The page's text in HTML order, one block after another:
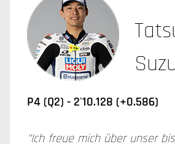
P4 (Q2) - 2'10.128 (+0.586)
"Ich freue mich über unser